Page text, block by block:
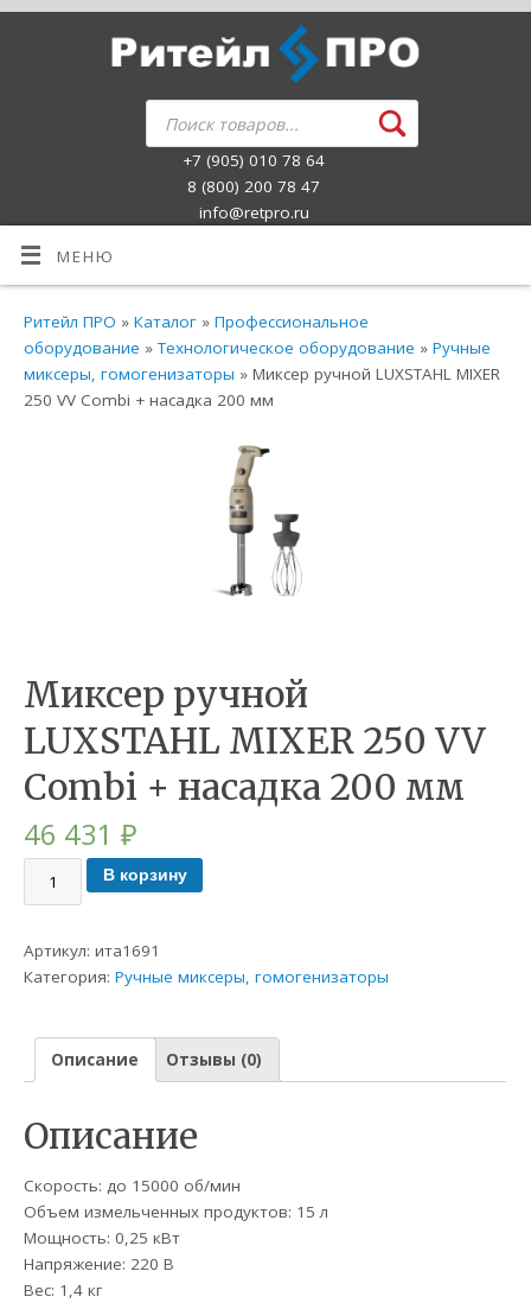
+7 (905) 010 78 64
8 (800) 200 78 47
info@retpro.ru
МЕНЮ
Ритейл ПРО »Каталог »Профессиональное
оборудование »Технологическое оборудование »Ручные
миксеры, гомогенизаторы » Миксер ручной LUXSTAHL MIXER
250 VV Combi + насадка 200 мм
Миксер ручной
LUXSTAHL MIXER 250 VV
Combi + насадка 200 мм
46 431₽
В корзину
Артикул:ита1691
Категория:Ручные миксеры, гомогенизаторы
Описание Отзывы (0)
Описание
Скорость: до 15000 об/мин
Объем измельченных продуктов: 15 л
Мощность: 0,25 кВт
Напряжение: 220 В
Вес: 1,4 кг